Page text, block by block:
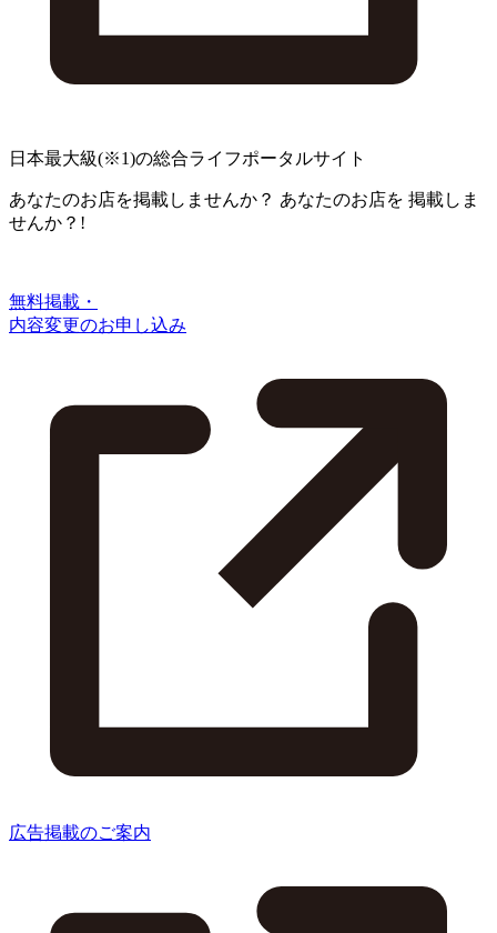
日本最大級(※1)の総合ライフポータルサイト
あなたのお店を掲載しませんか？ あなたのお店を 掲載しま
せんか？!
無料掲載・
内容変更のお申し込み
広告掲載のご案内